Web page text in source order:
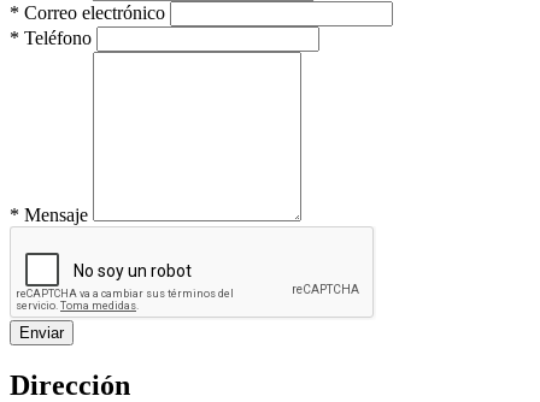
* Correo electrónico
* Teléfono
* Mensaje
Dirección